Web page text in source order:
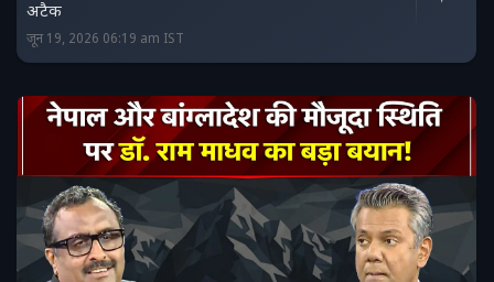
अटैक
जून 19, 2026 06:19 am IST